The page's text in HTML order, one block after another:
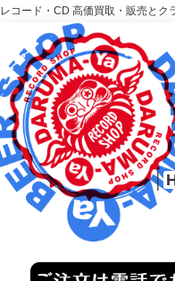
レコード・CD 高価買取・販売とク
レコード高価買取はこちら
HOME
│